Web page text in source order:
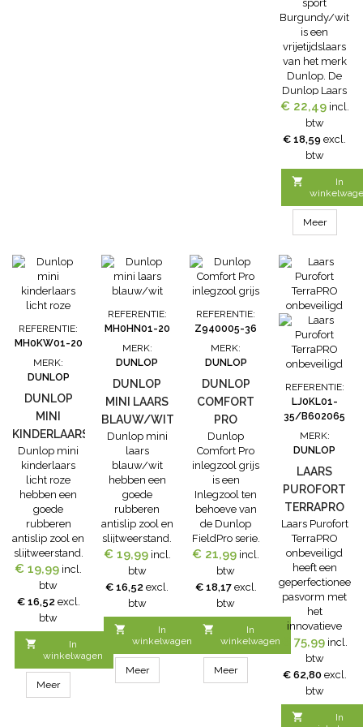
sport
Burgundy/wit
is een
vrijetijdslaars
van het merk
Dunlop. De
Dunlop Laars
sport
Burgundy/wit
is ideaal voorin
de tuin,
gedurende het
klussen of
tijdens het
autowassen,
de Dunlop
sport kan
uitdaging aan.
• Kniehoge
laars met
klassiek retro
design• 100%
waterdicht
voor droge
voeten• kleur:
rood -
verkrijgbaar in
de maten 31
€ 22,49 incl.
btw
€ 18,59 excl.
btw

In
Meer
REFERENTIE:
MH0KW01-20
MERK:
DUNLOP
DUNLOP
MINI
KINDERLAARS
LICHT ROZE
Dunlop mini
kinderlaars
licht roze
hebben een
goede
rubberen
antislip zool en
slijtweerstand.
De dunlop
mini laars licht
roze is 100%
waterdicht om
de kleine
voeten
helemaal
droog te
houden.
Verkrijgbaar in
€ 19,99 incl.
btw
€ 16,52 excl.
btw

In
winkelwagen
Meer
REFERENTIE:
MH0HN01-20
MERK:
DUNLOP
DUNLOP
MINI LAARS
BLAUW/WIT
Dunlop mini
laars
blauw/wit
hebben een
goede
rubberen
antislip zool en
slijtweerstand.
De dunlop
mini laars
blauw/wit is
100%
waterdicht om
de kleine
voeten
helemaal
droog te
houden.
€ 19,99 incl.
btw
€ 16,52 excl.
btw

In
winkelwagen
Meer
REFERENTIE:
Z940005-36
MERK:
DUNLOP
DUNLOP
COMFORT
PRO
INLEGZOOL
GRIJS
Dunlop
Comfort Pro
inlegzool grijs
is een
Inlegzool ten
behoeve van
de Dunlop
FieldPro serie.
De Dunlop
Comfort Pro
inlegzool grijs
is verkrijgbaar
in de maten
36-48. Maat
36, 37, 38 zijn
momenteel
niet op
voorraad!
€ 21,99 incl.
btw
€ 18,17 excl.
btw

In
winkelwagen
Meer
REFERENTIE:
LJ0KL01-
35/B602065
MERK:
DUNLOP
LAARS
PUROFORT
TERRAPRO
ONBEVEILIGD
Laars Purofort
TerraPRO
onbeveiligd
heeft een
pasvorm met
het
innovatieve
SneakerFit
ontwerp van
Dunlop om
wegglijden
van de hiel te
voorkomen.De
€ 75,99 incl.
btw
€ 62,80 excl.
btw

In